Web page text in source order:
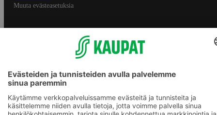
Muuta evästeasetuksia
S-ryhmän palvelut
S-ryhmä
Asiakasomistajuus
S-ostoslista -sovellus
Prisma.fi